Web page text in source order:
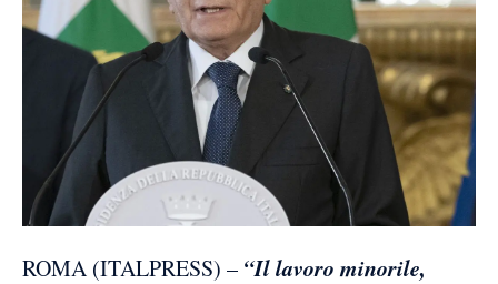
ROMA (ITALPRESS) – “Il lavoro minorile,